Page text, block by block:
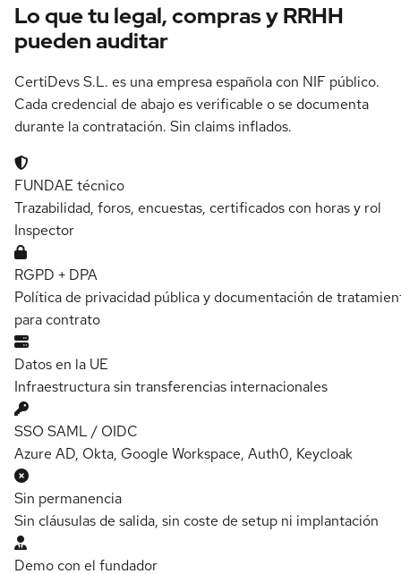
Lo que tu legal, compras y RRHH
pueden auditar
CertiDevs S.L. es una empresa española con NIF público.
Cada credencial de abajo es verificable o se documenta
durante la contratación. Sin claims inflados.
FUNDAE técnico
Trazabilidad, foros, encuestas, certificados con horas y rol
Inspector
RGPD + DPA
Política de privacidad pública y documentación de
para contrato
Datos en la UE
Infraestructura sin transferencias internacionales
SSO SAML / OIDC
Azure AD, Okta, Google Workspace, Auth0, Keycloak
Sin permanencia
Sin cláusulas de salida, sin coste de setup ni implantación
Demo con el fundador